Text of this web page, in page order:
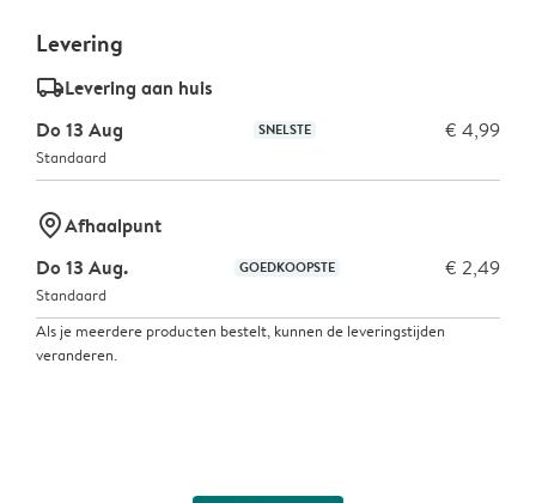
Levering
delivery_standard_v2Levering aan huis
Do 13 Aug
SNELSTE € 4,99
Standaard
marker-pinAfhaalpunt
Do 13 Aug.
GOEDKOOPSTE € 2,49
Standaard
Als je meerdere producten bestelt, kunnen de leveringstijden
veranderen.